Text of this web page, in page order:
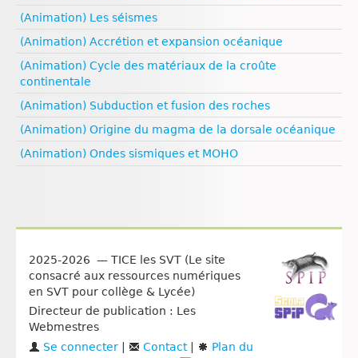
(Animation) Les séismes
(Animation) Accrétion et expansion océanique
(Animation) Cycle des matériaux de la croûte
continentale
(Animation) Subduction et fusion des roches
(Animation) Origine du magma de la dorsale océanique
(Animation) Ondes sismiques et MOHO
2025-2026 — TICE les SVT (Le site
consacré aux ressources numériques
en SVT pour collège & Lycée)
Directeur de publication : Les
Webmestres
Se connecter | Contact|
Plan du